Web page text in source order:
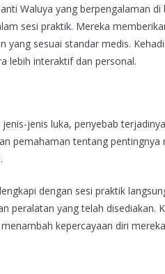
Waluya yang berpengalaman
sesi praktik. Mereka
yang sesuai standar medis.
lebih interaktif dan personal.
jenis luka, penyebab
pemahaman tentang
dengan sesi praktik
peralatan yang telah disediakan.
kepercayaan diri